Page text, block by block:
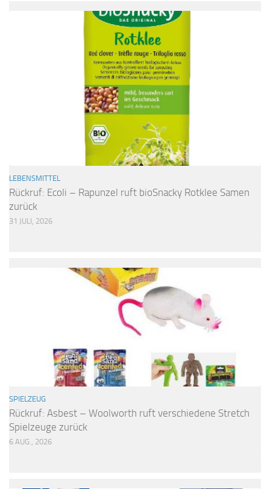
LEBENSMITTEL
Rückruf: Ecoli – Rapunzel ruft bioSnacky Rotklee Samen
zurück
31 JULI, 2026
SPIELZEUG
Rückruf: Asbest – Woolworth ruft verschiedene Stretch
Spielzeuge zurück
6 AUG., 2026